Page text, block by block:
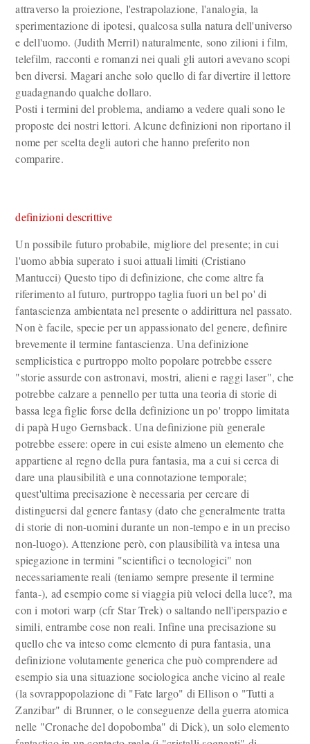
attraverso la proiezione, l'estrapolazione, l'analogia, la
sperimentazione di ipotesi, qualcosa sulla natura dell'universo
e dell'uomo. (Judith Merril) naturalmente, sono zilioni i film,
telefilm, racconti e romanzi nei quali gli autori avevano scopi
ben diversi. Magari anche solo quello di far divertire il lettore
guadagnando qualche dollaro.
Posti i termini del problema, andiamo a vedere quali sono le
proposte dei nostri lettori. Alcune definizioni non riportano il
nome per scelta degli autori che hanno preferito non
comparire.
definizioni descrittive
Un possibile futuro probabile, migliore del presente; in cui
l'uomo abbia superato i suoi attuali limiti (Cristiano
Mantucci) Questo tipo di definizione, che come altre fa
riferimento al futuro, purtroppo taglia fuori un bel po' di
fantascienza ambientata nel presente o addirittura nel passato.
Non è facile, specie per un appassionato del genere, definire
brevemente il termine fantascienza. Una definizione
semplicistica e purtroppo molto popolare potrebbe essere
"storie assurde con astronavi, mostri, alieni e raggi laser", che
potrebbe calzare a pennello per tutta una teoria di storie di
bassa lega figlie forse della definizione un po' troppo limitata
di papà Hugo Gernsback. Una definizione più generale
potrebbe essere: opere in cui esiste almeno un elemento che
appartiene al regno della pura fantasia, ma a cui si cerca di
dare una plausibilità e una connotazione temporale;
quest'ultima precisazione è necessaria per cercare di
distinguersi dal genere fantasy (dato che generalmente tratta
di storie di non-uomini durante un non-tempo e in un preciso
non-luogo). Attenzione però, con plausibilità va intesa una
spiegazione in termini "scientifici o tecnologici" non
necessariamente reali (teniamo sempre presente il termine
fanta-), ad esempio come si viaggia più veloci della luce?, ma
con i motori warp (cfr Star Trek) o saltando nell'iperspazio e
simili, entrambe cose non reali. Infine una precisazione su
quello che va inteso come elemento di pura fantasia, una
definizione volutamente generica che può comprendere ad
esempio sia una situazione sociologica anche vicino al reale
(la sovrappopolazione di "Fate largo" di Ellison o "Tutti a
Zanzibar" di Brunner, o le conseguenze della guerra atomica
nelle "Cronache del dopobomba" di Dick), un solo elemento